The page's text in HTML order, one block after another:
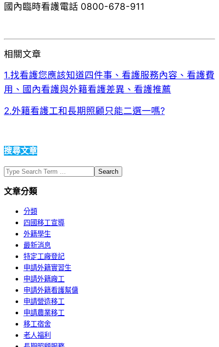
國內臨時看護電話 0800-678-911
相關文章
1.找看護您應該知道四件事、看護服務內容、看護費
用、國內看護與外籍看護差異、看護推薦
2.外籍看護工和長期照顧只能二選一嗎?
搜尋文章
Search
文章分類
分類
四國移工宣導
外籍學生
最新消息
特定工廠登記
申請外籍實習生
申請外籍廠工
申請外籍看護幫傭
申請營造移工
申請農業移工
移工宿舍
老人福利